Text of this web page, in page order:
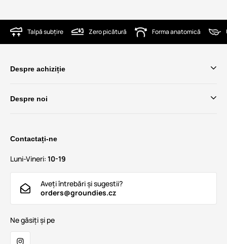
Talpă subțire Zero picătură Forma anatomică
Despre achiziție
Despre noi
Contactați-ne
Luni-Vineri: 10-19
Aveți întrebări și sugestii?
orders@groundies.cz
Ne găsiți și pe